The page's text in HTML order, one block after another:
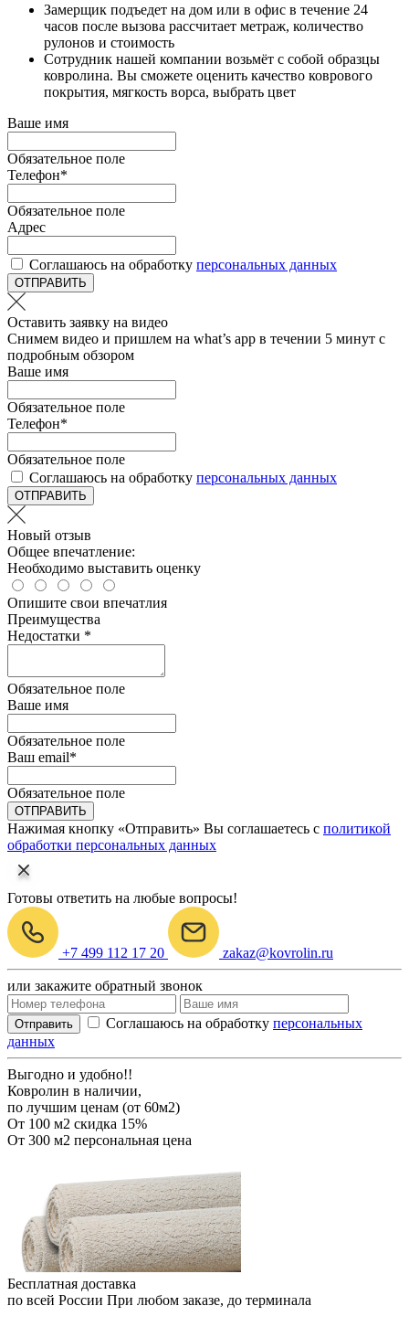
Замерщик подъедет на дом или в офис в течение 24
часов после вызова рассчитает метраж, количество
рулонов и стоимость
Сотрудник нашей компании возьмёт с собой образцы
ковролина. Вы сможете оценить качество коврового
покрытия, мягкость ворса, выбрать цвет
Ваше имя
Обязательное поле
Телефон*
Обязательное поле
Адрес
Соглашаюсь на обработку персональных данных
ОТПРАВИТЬ
Оставить заявку на видео
Снимем видео и пришлем на what’s app в течении 5 минут с
подробным обзором
Ваше имя
Обязательное поле
Телефон*
Обязательное поле
Соглашаюсь на обработку персональных данных
ОТПРАВИТЬ
Новый отзыв
Общее впечатление:
Необходимо выставить оценку
Опишите свои впечатлия
Преимущества
Недостатки *
Обязательное поле
Ваше имя
Обязательное поле
Ваш email*
Обязательное поле
ОТПРАВИТЬ
Нажимая кнопку «Отправить» Вы соглашаетесь с политикой
обработки персональных данных
Готовы ответить на любые вопросы!
+7 499 112 17 20 zakaz@kovrolin.ru
или закажите обратный звонок
Отправить Соглашаюсь на обработку персональных
данных
Выгодно и удобно!!
Ковролин в наличии,
по лучшим ценам (от 60м2)
От 100 м2 скидка 15%
От 300 м2 персональная цена
Бесплатная доставка
по всей России При любом заказе, до терминала